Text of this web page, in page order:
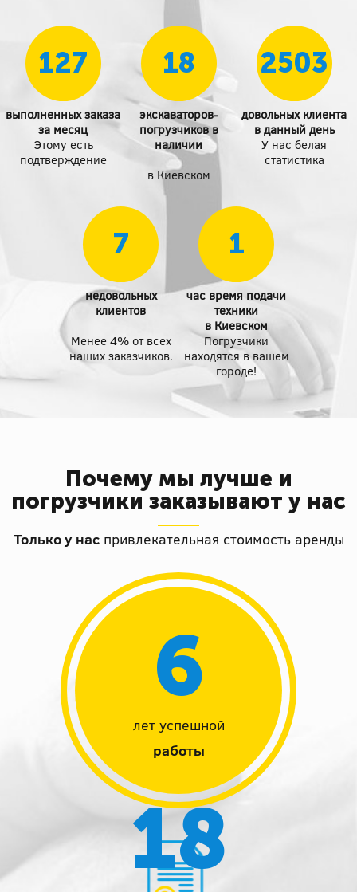
127
выполненных заказа
за месяц
Этому есть
подтверждение
18
экскаваторов-
погрузчиков в
наличии
в Киевском
2503
довольных клиента
в данный день
У нас белая
статистика
7
недовольных
клиентов
Менее 4% от всех
наших заказчиков.
1
час время подачи
техники
в Киевском
Погрузчики
находятся в вашем
городе!
Почему мы лучше и
погрузчики заказывают у нас
Только у наспривлекательная стоимость аренды
6
лет успешной
работы
18